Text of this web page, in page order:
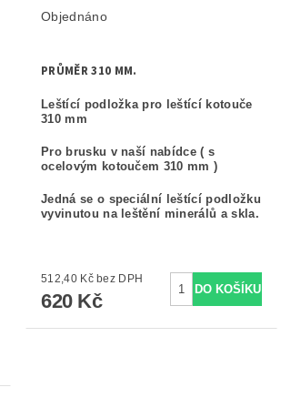
Objednáno
PRŮMĚR 310 MM.
Leštící podložka pro leštící kotouče
310 mm
Pro brusku v naší nabídce ( s
ocelovým kotoučem 310 mm )
Jedná se o speciální leštící podložku
vyvinutou na leštění minerálů a skla.
512,40 Kč bez DPH
620 Kč